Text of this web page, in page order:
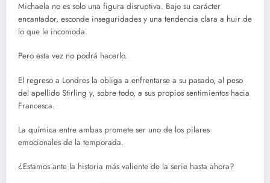
Michaela no es solo una figura disruptiva. Bajo su carácter
encantador, esconde inseguridades y una tendencia clara a huir de
lo que le incomoda.
Pero esta vez no podrá hacerlo.
El regreso a Londres la obliga a enfrentarse a su pasado, al peso
del apellido Stirling y, sobre todo, a sus propios sentimientos hacia
Francesca.
La química entre ambas promete ser uno de los pilares
emocionales de la temporada.
¿Estamos ante la historia más valiente de la serie hasta ahora?